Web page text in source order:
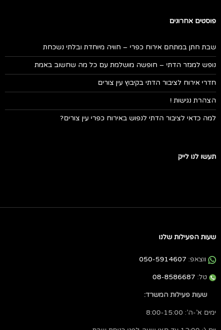
פוסטים אחרונים
שבת חתן במתחם אירוח כפרי – חוויה מיוחדת ובלתי נשכחת
נופש למגזר הדתי – חופשה מושלמת עם כל מה שחשוב באמת
חדרי אירוח לציבור הדתי בקיבוץ עין צורים
הצהרת נגישות !
למה כדאי לציבור הדתי לנפוש באירוח כפרי עין צורים?
תעשו לנו לייק
שעות הפעילות שלנו
ווצאפ: 050-5914607
טל: 08-8586687
שעות פעילות המשרד:
ימים א’-ה’: 8:00-15:00